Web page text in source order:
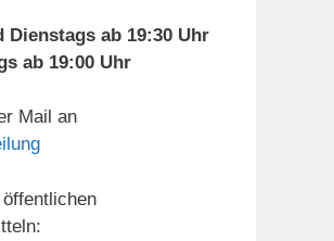
Dienstags ab 19:30 Uhr
ab 19:00 Uhr
Mail an